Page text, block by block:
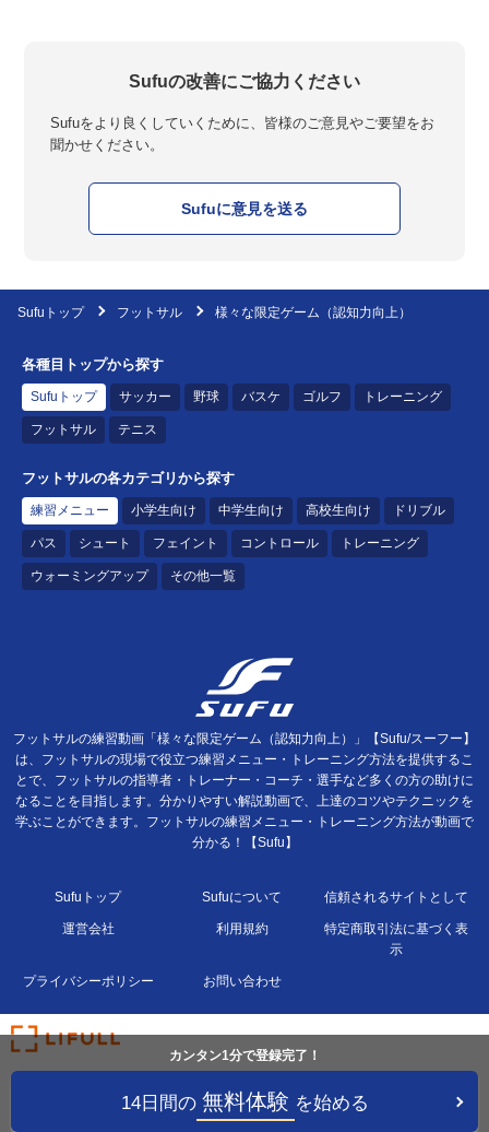
Sufuの改善にご協力ください
Sufuをより良くしていくために、皆様のご意見やご要望をお
聞かせください。
Sufuに意見を送る
Sufuトップ フットサル 様々な限定ゲーム（認知力向上）
各種目トップから探す
Sufuトップ サッカー 野球 バスケ ゴルフ トレーニング
フットサル テニス
フットサルの各カテゴリから探す
練習メニュー 小学生向け 中学生向け 高校生向け ドリブル
パス シュート フェイント コントロール トレーニング
ウォーミングアップ その他一覧
カンタン1分で登録完了！
14日間の 無料体験 を始める
フットサルの練習動画「様々な限定ゲーム（認知力向上）」【Sufu/スーフー】
は、フットサルの現場で役立つ練習メニュー・トレーニング方法を提供するこ
とで、フットサルの指導者・トレーナー・コーチ・選手など多くの方の助けに
なることを目指します。分かりやすい解説動画で、上達のコツやテクニックを
学ぶことができます。フットサルの練習メニュー・トレーニング方法が動画で
分かる！【Sufu】
Sufuトップ Sufuについて 信頼されるサイトとして
運営会社 利用規約
特定商取引法に基づく表
示
プライバシーポリシー お問い合わせ